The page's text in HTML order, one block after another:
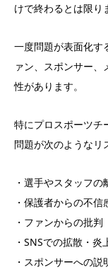
けで終わるとは限り
一度問題が表面化す
ァン、スポンサー
性があります。
特にプロスポーツチ
問題が次のようなリ
・選手やスタッフの
・保護者からの不信
・ファンからの批判
・SNSでの拡散・炎
・スポンサーへの説